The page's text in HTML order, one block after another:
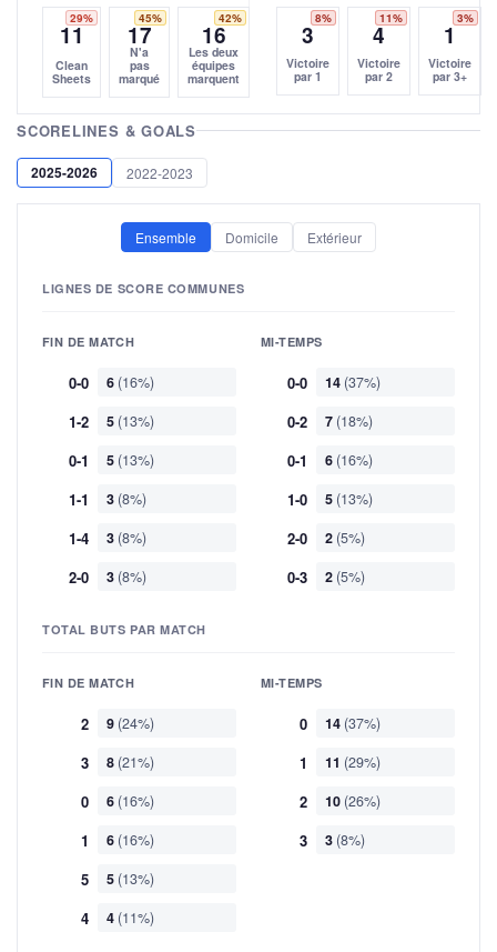
29%
11
Clean
Sheets
45%
17
N'a
pas
marqué
42%
16
Les deux
équipes
marquent
8%
3
Victoire
par 1
11%
4
Victoire
par 2
3%
1
Victoire
par 3+
SCORELINES & GOALS
2025-2026 2022-2023
Ensemble Domicile Extérieur
LIGNES DE SCORE COMMUNES
FIN DE MATCH
0-0 6 (16%)
1-2 5 (13%)
0-1 5 (13%)
1-1 3 (8%)
1-4 3 (8%)
2-0 3 (8%)
MI-TEMPS
0-0 14 (37%)
0-2 7 (18%)
0-1 6 (16%)
1-0 5 (13%)
2-0 2 (5%)
0-3 2 (5%)
TOTAL BUTS PAR MATCH
FIN DE MATCH
2 9 (24%)
3 8 (21%)
0 6 (16%)
1 6 (16%)
5 5 (13%)
4 4 (11%)
MI-TEMPS
0 14 (37%)
1 11 (29%)
2 10 (26%)
3 3 (8%)